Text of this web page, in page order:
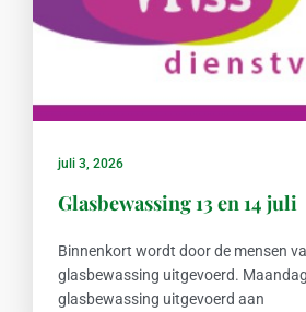
juli 3, 2026
Glasbewassing 13 en 14 juli
Binnenkort wordt door de mensen
glasbewassing uitgevoerd.
glasbewassing uitgevoerd aan